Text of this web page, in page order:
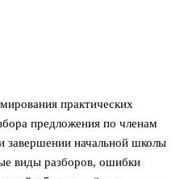
практических
предложения по членам
завершении начальной школы
виды разборов, ошибки